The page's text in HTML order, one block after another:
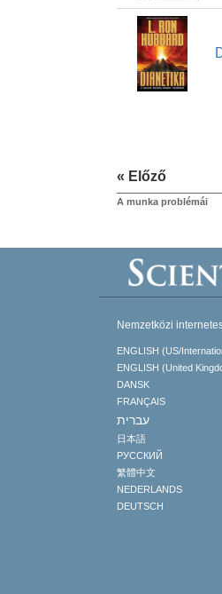
« Előző
A munka problémái
Nemzetközi
ENGLISH (US/
ENGLISH (United
DANSK
FRANÇAIS
עברית
日本語
РУССКИЙ
繁體中文
NEDERLANDS
DEUTSCH